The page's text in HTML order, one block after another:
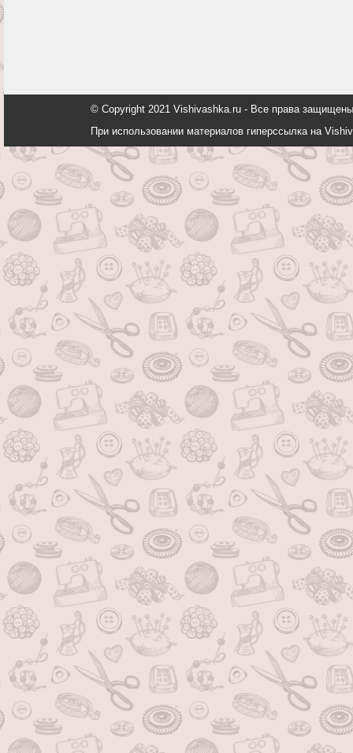
© Copyright 2021 Vishivashka.ru - Все права
При использовании материалов гиперссылка на